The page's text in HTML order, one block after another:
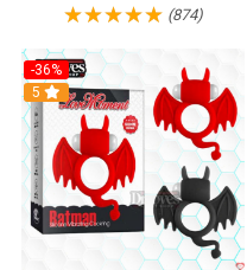
(874)
-36%
5